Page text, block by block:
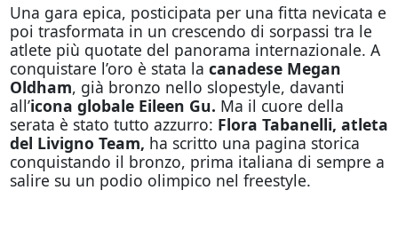
Una gara epica, posticipata per una fitta nevicata e
poi trasformata in un crescendo di sorpassi tra le
atlete più quotate del panorama internazionale. A
conquistare l’oro è stata la canadese Megan
Oldham, già bronzo nello slopestyle, davanti
all’icona globale Eileen Gu. Ma il cuore della
serata è stato tutto azzurro: Flora Tabanelli, atleta
del Livigno Team, ha scritto una pagina storica
conquistando il bronzo, prima italiana di sempre a
salire su un podio olimpico nel freestyle.